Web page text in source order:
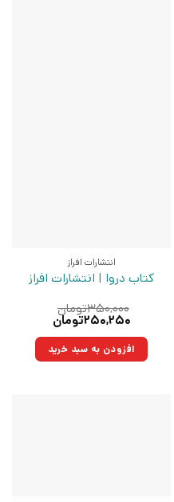
انتشارات افراز
کتاب دروا | انتشارات افراز
۳۵۰,۰۰۰تومان
قیمت
۳۵۰,۰۰۰تومان
بود.
۲۵۰,۲۵۰تومان
۲۵۰,۲۵۰تومان.افزودن به سبد خرید